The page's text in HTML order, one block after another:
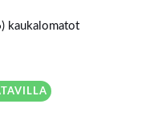
kaukalomatot